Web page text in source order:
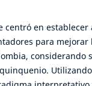
centró en establecer
para mejorar
considerando